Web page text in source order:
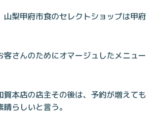
山梨甲府市食のセレクトショップは甲府
客さんのためにオマージュしたメニュー
賀本店の店主その後は、予約が増えても
らしいと言う。